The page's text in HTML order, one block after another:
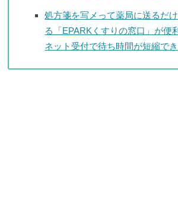
処方箋を写メって薬局に送るだ
る「EPARKくすりの窓口」が便
ネット受付で待ち時間が短縮でき